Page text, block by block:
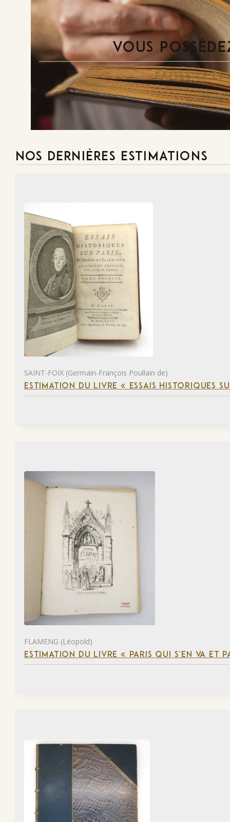
VOUS
FAITES-LE
NOS DERNIÈRES ESTIMATIONS
SAINT-FOIX (Germain-François Poullain de)
ESTIMATION DU LIVRE « ESSAIS HISTORIQUES
FLAMENG (Léopold)
ESTIMATION DU LIVRE « PARIS QUI S’EN VA ET